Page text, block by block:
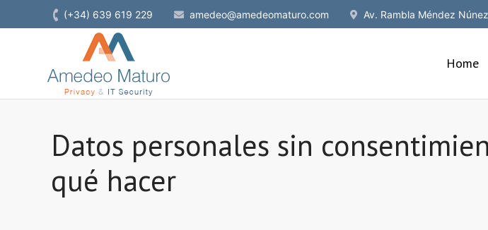
(+34) 639 619 229 amedeo@amedeomaturo.com Av. Rambla Méndez
Home
Datos personales sin
qué hacer